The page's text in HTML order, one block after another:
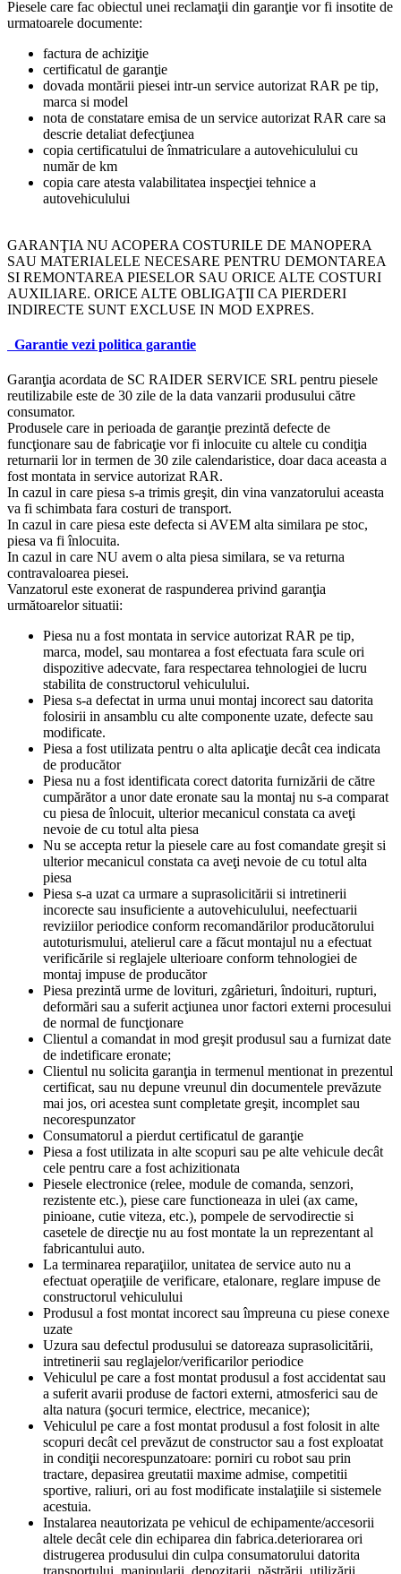
Piesele care fac obiectul unei reclamaţii din garanţie vor fi insotite de
urmatoarele documente:
factura de achiziţie
certificatul de garanţie
dovada montării piesei intr-un service autorizat RAR pe tip,
marca si model
nota de constatare emisa de un service autorizat RAR care sa
descrie detaliat defecţiunea
copia certificatului de înmatriculare a autovehiculului cu
număr de km
copia care atesta valabilitatea inspecţiei tehnice a
autovehiculului
GARANŢIA NU ACOPERA COSTURILE DE MANOPERA
SAU MATERIALELE NECESARE PENTRU DEMONTAREA
SI REMONTAREA PIESELOR SAU ORICE ALTE COSTURI
AUXILIARE. ORICE ALTE OBLIGAŢII CA PIERDERI
INDIRECTE SUNT EXCLUSE IN MOD EXPRES.
Garantie vezi politica garantie
Garanţia acordata de SC RAIDER SERVICE SRL pentru piesele
reutilizabile este de 30 zile de la data vanzarii produsului către
consumator.
Produsele care in perioada de garanţie prezintă defecte de
funcţionare sau de fabricaţie vor fi inlocuite cu altele cu condiţia
returnarii lor in termen de 30 zile calendaristice, doar daca aceasta a
fost montata in service autorizat RAR.
In cazul in care piesa s-a trimis greşit, din vina vanzatorului aceasta
va fi schimbata fara costuri de transport.
In cazul in care piesa este defecta si AVEM alta similara pe stoc,
piesa va fi înlocuita.
In cazul in care NU avem o alta piesa similara, se va returna
contravaloarea piesei.
Vanzatorul este exonerat de raspunderea privind garanţia
următoarelor situatii:
Piesa nu a fost montata in service autorizat RAR pe tip,
marca, model, sau montarea a fost efectuata fara scule ori
dispozitive adecvate, fara respectarea tehnologiei de lucru
stabilita de constructorul vehiculului.
Piesa s-a defectat in urma unui montaj incorect sau datorita
folosirii in ansamblu cu alte componente uzate, defecte sau
modificate.
Piesa a fost utilizata pentru o alta aplicaţie decât cea indicata
de producător
Piesa nu a fost identificata corect datorita furnizării de către
cumpărător a unor date eronate sau la montaj nu s-a comparat
cu piesa de înlocuit, ulterior mecanicul constata ca aveţi
nevoie de cu totul alta piesa
Nu se accepta retur la piesele care au fost comandate greşit si
ulterior mecanicul constata ca aveţi nevoie de cu totul alta
piesa
Piesa s-a uzat ca urmare a suprasolicitării si intretinerii
incorecte sau insuficiente a autovehiculului, neefectuarii
reviziilor periodice conform recomandărilor producătorului
autoturismului, atelierul care a făcut montajul nu a efectuat
verificările si reglajele ulterioare conform tehnologiei de
montaj impuse de producător
Piesa prezintă urme de lovituri, zgârieturi, îndoituri, rupturi,
deformări sau a suferit acţiunea unor factori externi procesului
de normal de funcţionare
Clientul a comandat in mod greşit produsul sau a furnizat date
de indetificare eronate;
Clientul nu solicita garanţia in termenul mentionat in prezentul
certificat, sau nu depune vreunul din documentele prevăzute
mai jos, ori acestea sunt completate greşit, incomplet sau
necorespunzator
Consumatorul a pierdut certificatul de garanţie
Piesa a fost utilizata in alte scopuri sau pe alte vehicule decât
cele pentru care a fost achizitionata
Piesele electronice (relee, module de comanda, senzori,
rezistente etc.), piese care functioneaza in ulei (ax came,
pinioane, cutie viteza, etc.), pompele de servodirectie si
casetele de direcţie nu au fost montate la un reprezentant al
fabricantului auto.
La terminarea reparaţiilor, unitatea de service auto nu a
efectuat operaţiile de verificare, etalonare, reglare impuse de
constructorul vehiculului
Produsul a fost montat incorect sau împreuna cu piese conexe
uzate
Uzura sau defectul produsului se datoreaza suprasolicitării,
intretinerii sau reglajelor/verificarilor periodice
Vehiculul pe care a fost montat produsul a fost accidentat sau
a suferit avarii produse de factori externi, atmosferici sau de
alta natura (şocuri termice, electrice, mecanice);
Vehiculul pe care a fost montat produsul a fost folosit in alte
scopuri decât cel prevăzut de constructor sau a fost exploatat
in condiţii necorespunzatoare: porniri cu robot sau prin
tractare, depasirea greutatii maxime admise, competitii
sportive, raliuri, ori au fost modificate instalaţiile si sistemele
acestuia.
Instalarea neautorizata pe vehicul de echipamente/accesorii
altele decât cele din echiparea din fabrica.deteriorarea ori
distrugerea produsului din culpa consumatorului datorita